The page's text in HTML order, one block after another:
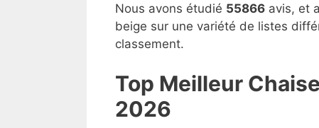
Nous avons étudié 55866 avis, et
beige sur une variété de listes
classement.
Top Meilleur
2026